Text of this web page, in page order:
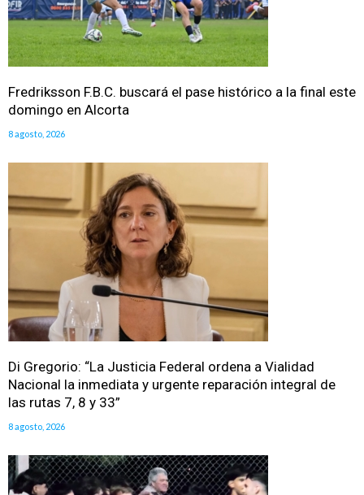
Fredriksson F.B.C. buscará el pase histórico a la final este
domingo en Alcorta
8 agosto, 2026
Di Gregorio: “La Justicia Federal ordena a Vialidad
Nacional la inmediata y urgente reparación integral de
las rutas 7, 8 y 33”
8 agosto, 2026